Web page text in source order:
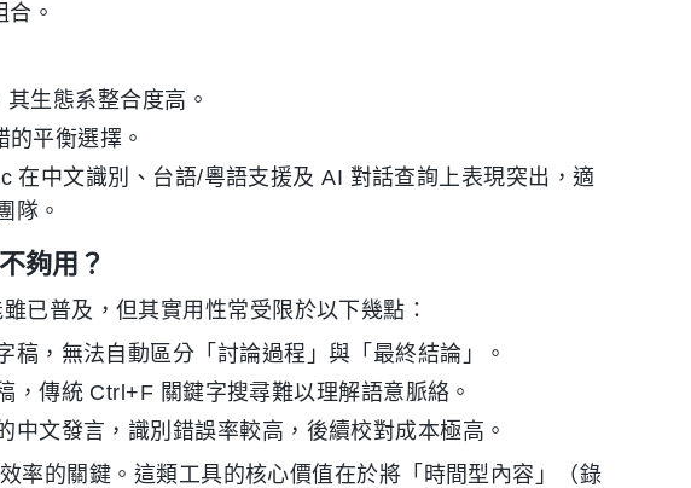
。
生態系整合度高。
的平衡選擇。
在中文識別、台語/粵語支援及 AI 對話查詢上表現突出，適
隊。
夠用？
已普及，但其實用性常受限於以下幾點：
稿，無法自動區分「討論過程」與「最終結論」。
，傳統 Ctrl+F 關鍵字搜尋難以理解語意脈絡。
中文發言，識別錯誤率較高，後續校對成本極高。
率的關鍵。這類工具的核心價值在於將「時間型內容」（錄